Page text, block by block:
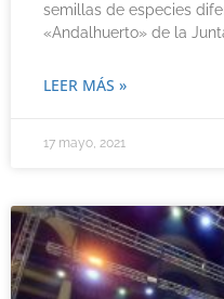
semillas de especies
«Andalhuerto» de la
LEER MÁS »
17 mayo, 2021